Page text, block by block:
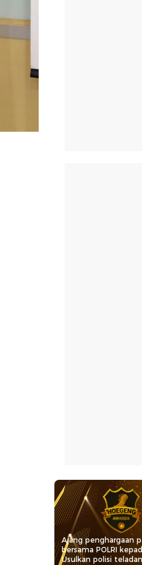
Ajang penghargaan
bersama POLRI
Usulkan polisi